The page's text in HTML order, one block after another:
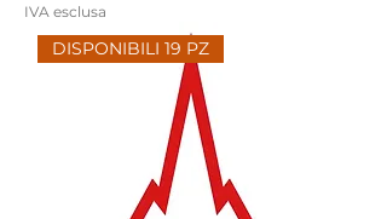
IVA esclusa
DISPONIBILI 19 PZ